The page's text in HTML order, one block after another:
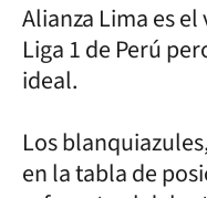
Alianza Lima es
Liga 1 de Perú
ideal.
Los
en la tabla de